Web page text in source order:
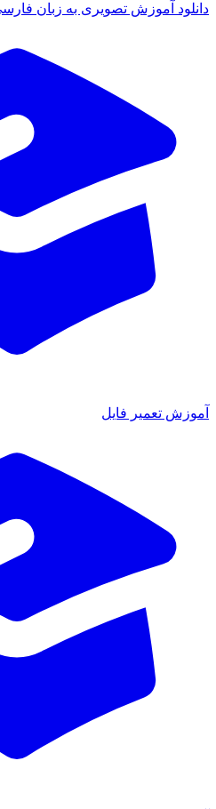
دانلود آموزش تصویری به زبان
آموزش تعمیر فایل